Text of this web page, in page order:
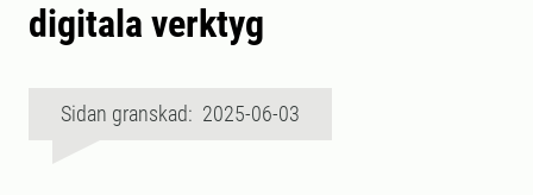
digitala verktyg
Sidan granskad: 2025-06-03